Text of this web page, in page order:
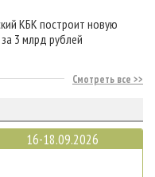
КБК построит новую
3 млрд рублей
Смотреть все
16-18.09.2026